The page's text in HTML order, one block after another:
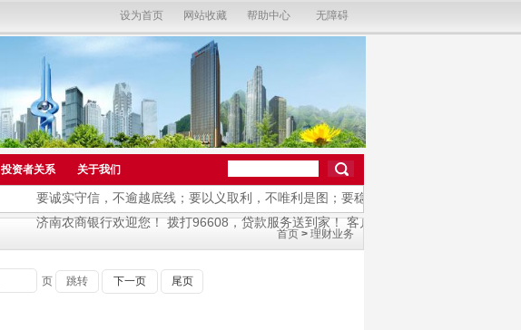
无障碍
帮助中心
网站收藏
设为首页
投资者关系 关于我们
要诚实守信，不逾越底线；要以义取利，不唯利是图；要稳健审慎，不急功近利；要守
济南农商银行欢迎您！ 拨打96608，贷款服务送到家！ 客户服务或投诉电话96668！
首页 > 理财业务
页 下一页 尾页